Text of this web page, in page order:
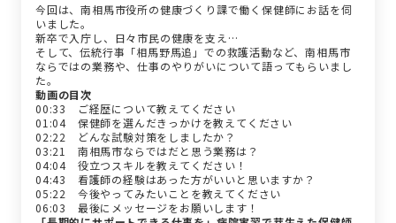
今回は、南相馬市役所の健康づくり課で働く保健師にお話を伺
いました。
新卒で入庁し、日々市民の健康を支え…
そして、伝統行事「相馬野馬追」での救護活動など、南相馬市
ならではの業務や、仕事のやりがいについて語ってもらいまし
た。
動画の目次
00:33 ご経歴について教えてください
01:04 保健師を選んだきっかけを教えてください
02:22 どんな試験対策をしましたか？
03:21 南相馬市ならではだと思う業務は？
04:04 役立つスキルを教えてください！
04:43 看護師の経験はあった方がいいと思いますか？
05:22 今後やってみたいことを教えてください
06:03 最後にメッセージをお願いします！